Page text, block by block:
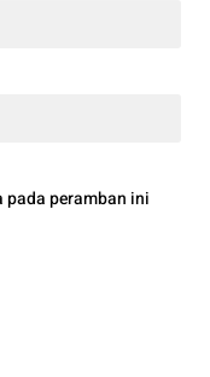
pada peramban ini